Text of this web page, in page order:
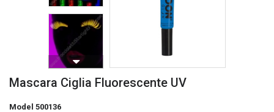
Mascara Ciglia Fluorescente UV
Model 500136